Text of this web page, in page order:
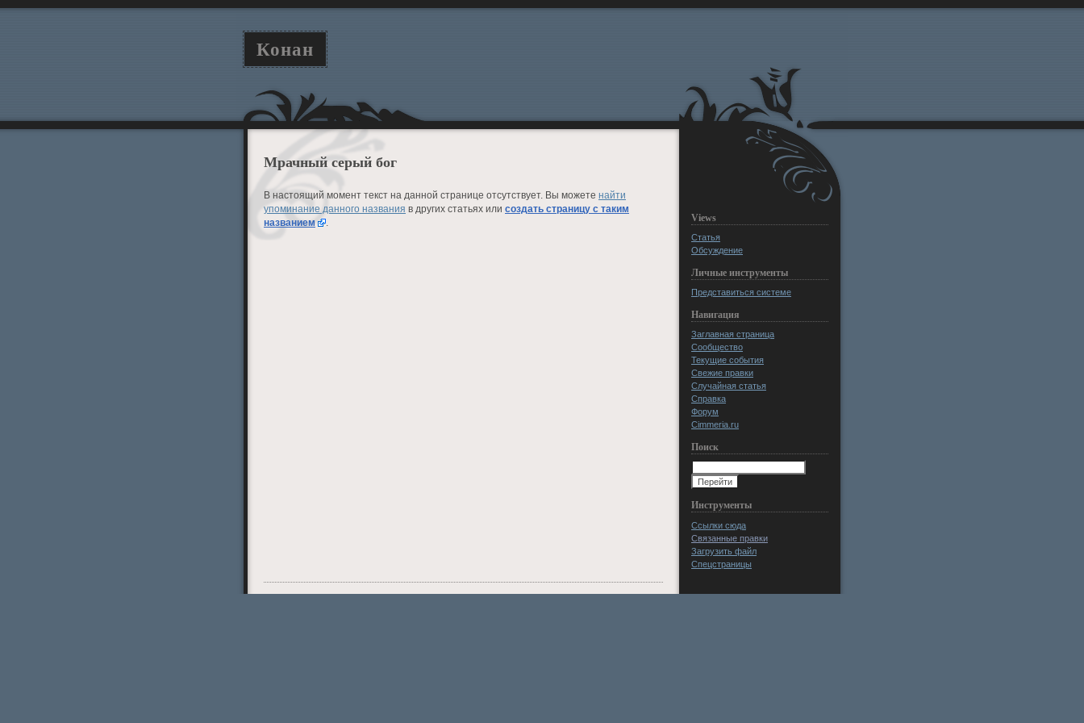
Конан
Мрачный серый бог
В настоящий момент текст на данной странице отсутствует. Вы можете найти
упоминание данного названия в других статьях или создать страницу с таким
названием
Views
Статья
Обсуждение
Личные инструменты
Представиться системе
Навигация
Заглавная страница
Сообщество
Текущие события
Свежие правки
Случайная статья
Справка
Форум
Cimmeria.ru
Поиск
Инструменты
Ссылки сюда
Связанные правки
Загрузить файл
Спецстраницы